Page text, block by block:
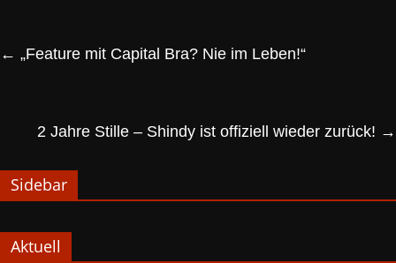
← „Feature mit Capital Bra? Nie im Leben!“
2 Jahre Stille – Shindy ist offiziell wieder zurück! →
Sidebar
Aktuell